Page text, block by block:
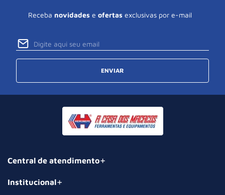
Receba novidades e ofertas exclusivas por e-mail
ENVIAR
Central de atendimento
Institucional